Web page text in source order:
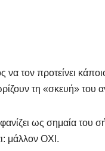
να τον προτείνει
τη «σκευή» του
ως σημαία του
μάλλον ΟΧΙ.